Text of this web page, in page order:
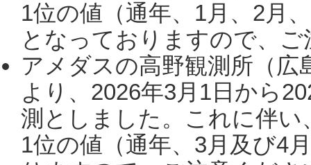
1位の値（通年、1月、2月
となっておりますので、
アメダスの高野観測所（
より、2026年3月1日から
測としました。これに伴い
1位の値（通年、3月及び4